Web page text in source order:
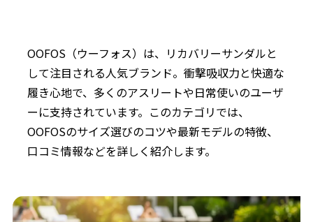
OOFOS（ウーフォス）は、リカバリーサンダルと
して注目される人気ブランド。衝撃吸収力と快適な
履き心地で、多くのアスリートや日常使いのユーザ
ーに支持されています。このカテゴリでは、
OOFOSのサイズ選びのコツや最新モデルの特徴、
口コミ情報などを詳しく紹介します。